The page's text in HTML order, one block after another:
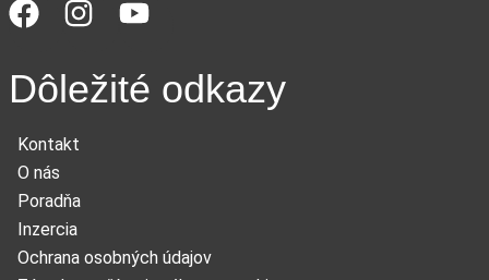
Dôležité odkazy
Kontakt
O nás
Poradňa
Inzercia
Ochrana osobných údajov